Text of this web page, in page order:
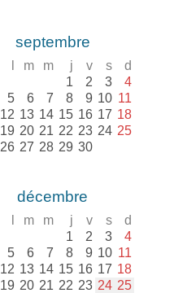
septembre
m m j v s d
1 2 3 4
5 6 7 8 9 10 11
12 13 14 15 16 17 18
19 20 21 22 23 24 25
26 27 28 29 30
décembre
m m j v s d
1 2 3 4
5 6 7 8 9 10 11
12 13 14 15 16 17 18
19 20 21 22 23 24 25